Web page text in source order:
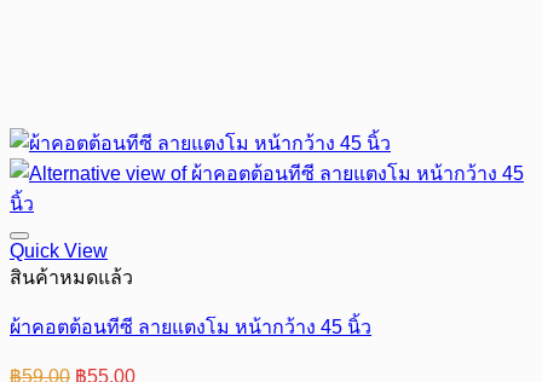
Quick View
สินค้าหมดแล้ว
ผ้าคอตต้อนทีซี ลายแตงโม หน้ากว้าง 45 นิ้ว
฿59.00 Original
฿55.00Current